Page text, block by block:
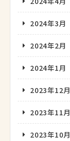
2024年3月
2024年2月
2024年1月
2023年12月
2023年11月
2023年10月